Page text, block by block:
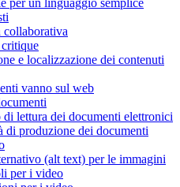
per un linguaggio semplice
collaborativa
e localizzazione dei contenuti
vanno sul web
di lettura dei documenti elettronici
di produzione dei documenti
(alt text) per le immagini
per i video